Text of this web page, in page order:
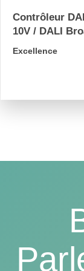
Contrôleur
10V / DALI
Excellence